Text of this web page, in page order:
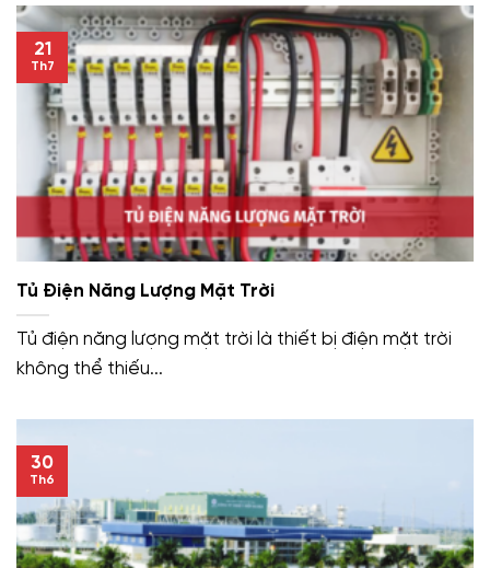
Tủ Điện Năng Lượng Mặt Trời
Tủ điện năng lượng mặt trời là thiết bị điện mặt trời
không thể thiếu...
21
Th7
30
Th6